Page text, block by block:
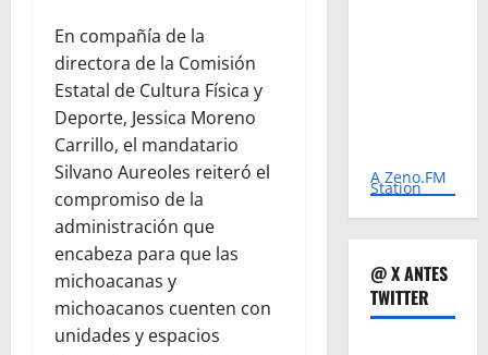
En compañía de la
directora de la Comisión
Estatal de Cultura Física y
Deporte, Jessica Moreno
Carrillo, el mandatario
Silvano Aureoles reiteró el
compromiso de la
administración que
encabeza para que las
michoacanas y
michoacanos cuenten con
unidades y espacios
A Zeno.FM
Station
@ X ANTES
TWITTER